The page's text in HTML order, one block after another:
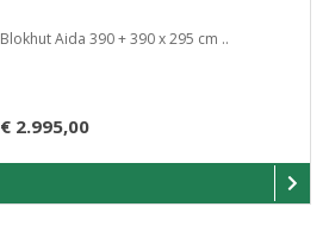
Blokhut Aida 390 + 390 x 295 cm ..
€ 2.995,00